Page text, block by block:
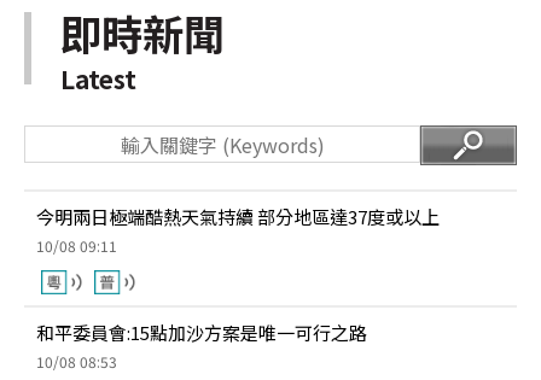
即時新聞
Latest
今明兩日極端酷熱天氣持續 部分地區達37度或以上
10/08 09:11
和平委員會:15點加沙方案是唯一可行之路
10/08 08:53